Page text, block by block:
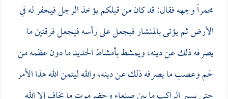
محمراً وجهه فقال: قد كان من قبلكم يؤخذ الرجل فيحفر له في
الأرض ثم يؤتى بالمنشار فيجعل على رأسه فيجعل فرقتين ما
يصرفه ذلك عن دينه، ويمشط بأمشاط الحديد ما دون عظمه من
لحم وعصب ما يصرفه ذلك عن دينه، والله ليتمن الله هذا الأمر